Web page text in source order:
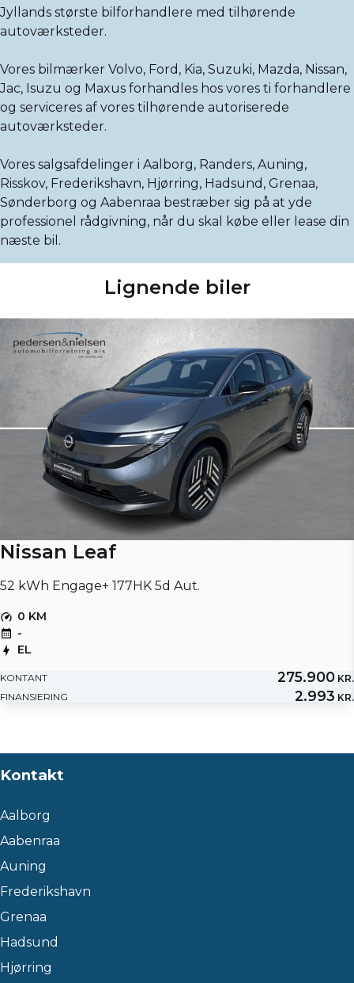
Jyllands største bilforhandlere med tilhørende
autoværksteder.
Vores bilmærker Volvo, Ford, Kia, Suzuki, Mazda, Nissan,
Jac, Isuzu og Maxus forhandles hos vores ti forhandlere
og serviceres af vores tilhørende autoriserede
autoværksteder.
Vores salgsafdelinger i Aalborg, Randers, Auning,
Risskov, Frederikshavn, Hjørring, Hadsund, Grenaa,
Sønderborg og Aabenraa bestræber sig på at yde
professionel rådgivning, når du skal købe eller lease din
næste bil.
Lignende biler
Nissan Leaf
52 kWh Engage+ 177HK 5d Aut.
0 KM
-
EL
KONTANT 275.900 KR.
FINANSIERING
2.993 KR.
Kontakt
Aalborg
Aabenraa
Auning
Frederikshavn
Grenaa
Hadsund
Hjørring